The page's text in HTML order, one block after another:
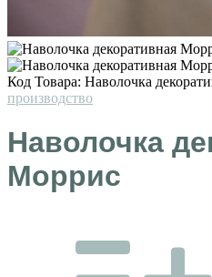
Код Товара: Наволочка
производство
Наволочка
Моррис